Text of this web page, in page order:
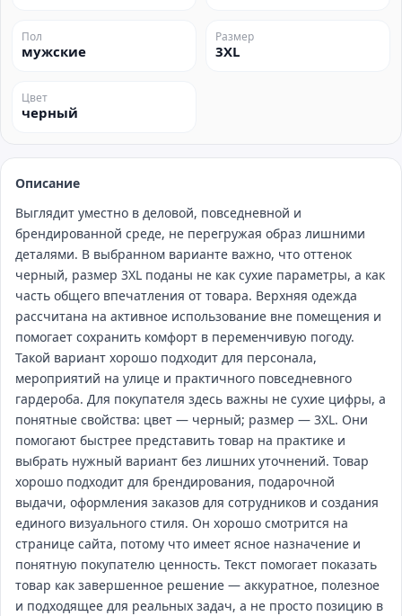
Пол
мужские
Размер
3XL
Цвет
черный
Описание
Выглядит уместно в деловой, повседневной и
брендированной среде, не перегружая образ лишними
деталями. В выбранном варианте важно, что оттенок
черный, размер 3XL поданы не как сухие параметры, а как
часть общего впечатления от товара. Верхняя одежда
рассчитана на активное использование вне помещения и
помогает сохранить комфорт в переменчивую погоду.
Такой вариант хорошо подходит для персонала,
мероприятий на улице и практичного повседневного
гардероба. Для покупателя здесь важны не сухие цифры, а
понятные свойства: цвет — черный; размер — 3XL. Они
помогают быстрее представить товар на практике и
выбрать нужный вариант без лишних уточнений. Товар
хорошо подходит для брендирования, подарочной
выдачи, оформления заказов для сотрудников и создания
единого визуального стиля. Он хорошо смотрится на
странице сайта, потому что имеет ясное назначение и
понятную покупателю ценность. Текст помогает показать
товар как завершенное решение — аккуратное, полезное
и подходящее для реальных задач, а не просто позицию в